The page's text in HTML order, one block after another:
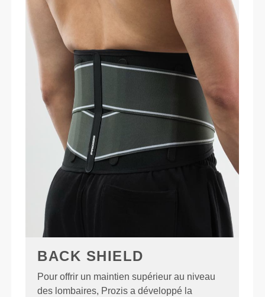
BACK SHIELD
Pour offrir un maintien supérieur au niveau
des lombaires, Prozis a développé la